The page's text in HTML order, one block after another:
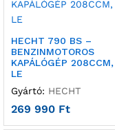
HECHT 790 BS –
BENZINMOTOROS
KAPÁLÓGÉP
LE
Gyártó: HECHT
269 990 Ft